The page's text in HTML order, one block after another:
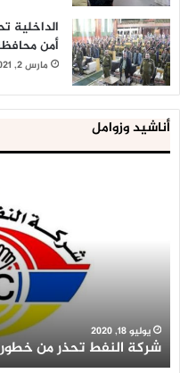
الداخلية
أمن
مارس 2, 2021
أناشيد وزوامل
يوليو 18, 2020
شركة النفط تحذر من